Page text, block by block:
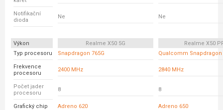
Notifikační
dioda
Ne Ne
Výkon Realme X50 5G
Realme X50
Typ procesoru
Snapdragon 765G Qualcomm Snapdragon
Frekvence
procesoru
2400 MHz 2840 MHz
Počet jader
procesoru
8 8
Grafický chip Adreno 620 Adreno 650